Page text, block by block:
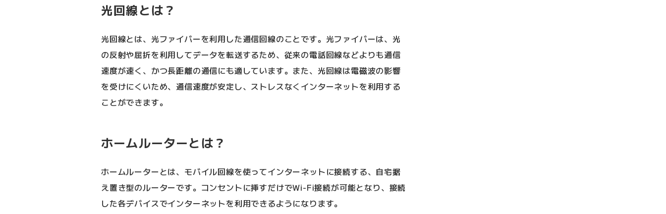
光回線とは？
光回線とは、光ファイバーを利用した通信回線のことです。光ファイバーは、光
の反射や屈折を利用してデータを転送するため、従来の電話回線などよりも通信
速度が速く、かつ長距離の通信にも適しています。また、光回線は電磁波の影響
を受けにくいため、通信速度が安定し、ストレスなくインターネットを利用する
ことができます。
ホームルーターとは？
ホームルーターとは、モバイル回線を使ってインターネットに接続する、自宅据
え置き型のルーターです。コンセントに挿すだけでWi-Fi接続が可能となり、接続
した各デバイスでインターネットを利用できるようになります。